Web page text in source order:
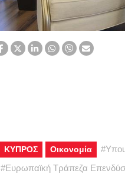
ΚΥΠΡΟΣ Οικονομία #
#Ευρωπαϊκή Τράπεζα